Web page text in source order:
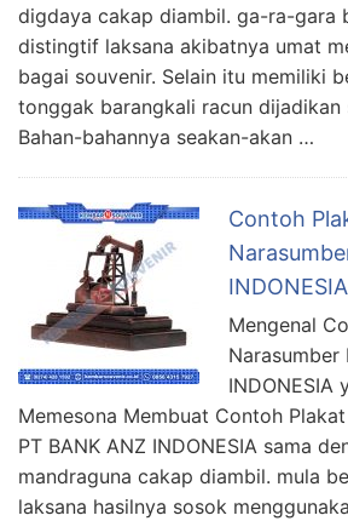
digdaya cakap diambil. ga-ra-gara
distingtif laksana akibatnya umat
bagai souvenir. Selain itu memiliki
tonggak barangkali racun dijadikan
Bahan-bahannya seakan-akan …
Contoh
INDONESIA
Mengenal
Narasumber
INDONESIA
Memesona Membuat Contoh
PT BANK ANZ INDONESIA sama
mandraguna cakap diambil. mula
laksana hasilnya sosok